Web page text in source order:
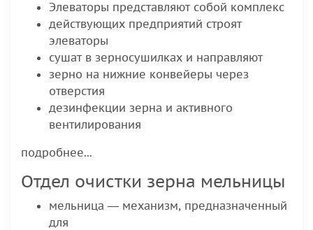
Элеваторы представляют собой комплекс
действующих предприятий строят
элеваторы
сушат в зерносушилках и направляют
зерно на нижние конвейеры через
отверстия
дезинфекции зерна и активного
вентилирования
подробнее...
Отдел очистки зерна мельницы
мельница — механизм, предназначенный
для